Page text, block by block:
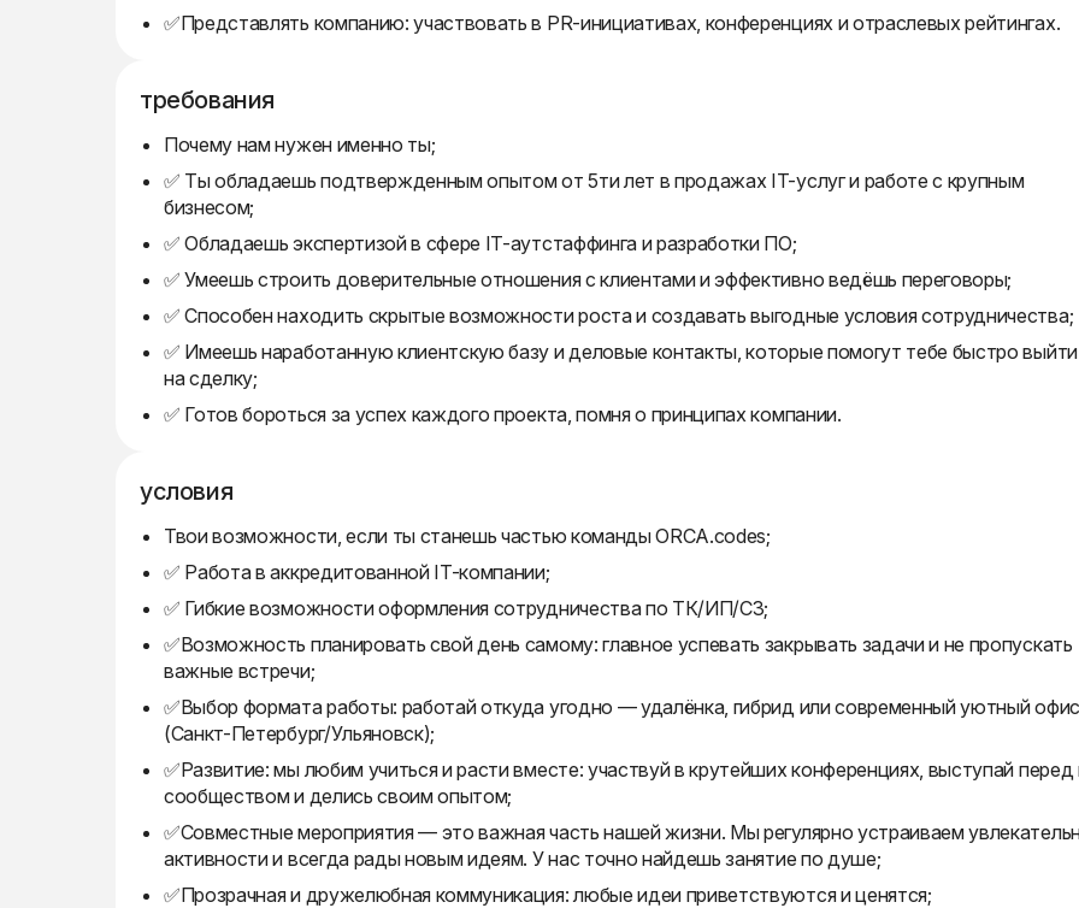
✅Представлять компанию: участвовать в PR-инициативах, конференциях и отраслевых рейтингах.
требования
Почему нам нужен именно ты;
✅ Ты обладаешь подтвержденным опытом от 5ти лет в продажах IT-услуг и работе с крупным
бизнесом;
✅ Обладаешь экспертизой в сфере IT-aутстаффинга и разработки ПО;
✅ Умеешь строить доверительные отношения с клиентами и эффективно ведёшь переговоры;
✅ Способен находить скрытые возможности роста и создавать выгодные условия сотрудничества;
✅ Имеешь наработанную клиентскую базу и деловые контакты, которые помогут тебе быстро выйти
на сделку;
✅ Готов бороться за успех каждого проекта, помня о принципах компании.
условия
Твои возможности, если ты станешь частью команды ORCA.codes;
✅ Работа в аккредитованной IT-компании;
✅ Гибкие возможности оформления сотрудничества по ТК/ИП/СЗ;
✅Возможность планировать свой день самому: главное успевать закрывать задачи и не пропускать
важные встречи;
✅Выбор формата работы: работай откуда угодно — удалёнка, гибрид или современный уютный офис
(Санкт-Петербург/Ульяновск);
✅Развитие: мы любим учиться и расти вместе: участвуй в крутейших конференциях, выступай перед
сообществом и делись своим опытом;
✅Совместные мероприятия — это важная часть нашей жизни. Мы регулярно устраиваем
активности и всегда рады новым идеям. У нас точно найдешь занятие по душе;
✅Прозрачная и дружелюбная коммуникация: любые идеи приветствуются и ценятся;